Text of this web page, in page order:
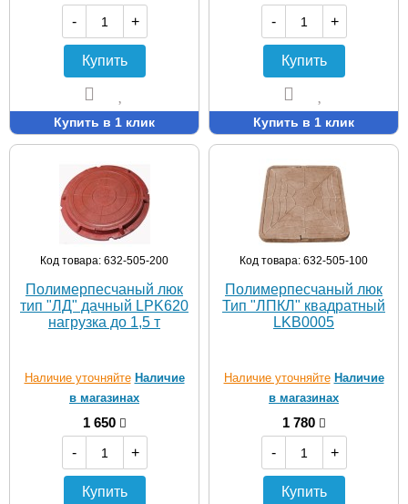
-
+
Купить
Купить в 1 клик
-
+
Купить
Купить в 1 клик
Код товара: 632-505-200
Полимерпесчаный люк
тип "ЛД" дачный LPK620
нагрузка до 1,5 т
Наличие уточняйте Наличие
в магазинах
1 650
-
+
Купить
Код товара: 632-505-100
Полимерпесчаный люк
Тип "ЛПКЛ" квадратный
LKB0005
Наличие уточняйте Наличие
в магазинах
1 780
-
+
Купить